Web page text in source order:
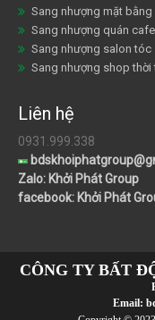
Sang nhượng mặt bằng
Sang nhượng quán cafe
Sang nhượng salon tóc
Sang nhượng shop thời
Liên hệ
0931.999.338
Zalo: Khởi Phát Group
facebook: Khởi Phát
CÔNG TY BẤT
Email: